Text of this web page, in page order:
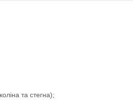
та стегна);